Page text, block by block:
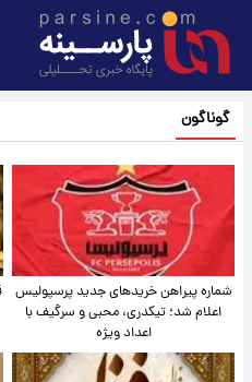
گوناگون
شماره پیراهن خریدهای جدید پرسپولیس
اعلام شد؛ تیکدری، محبی و سرگیف با
اعداد ویژه